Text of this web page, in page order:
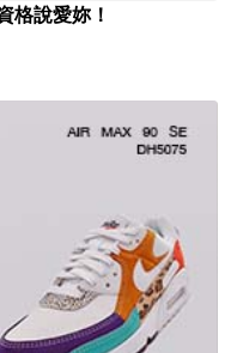
格說愛妳！